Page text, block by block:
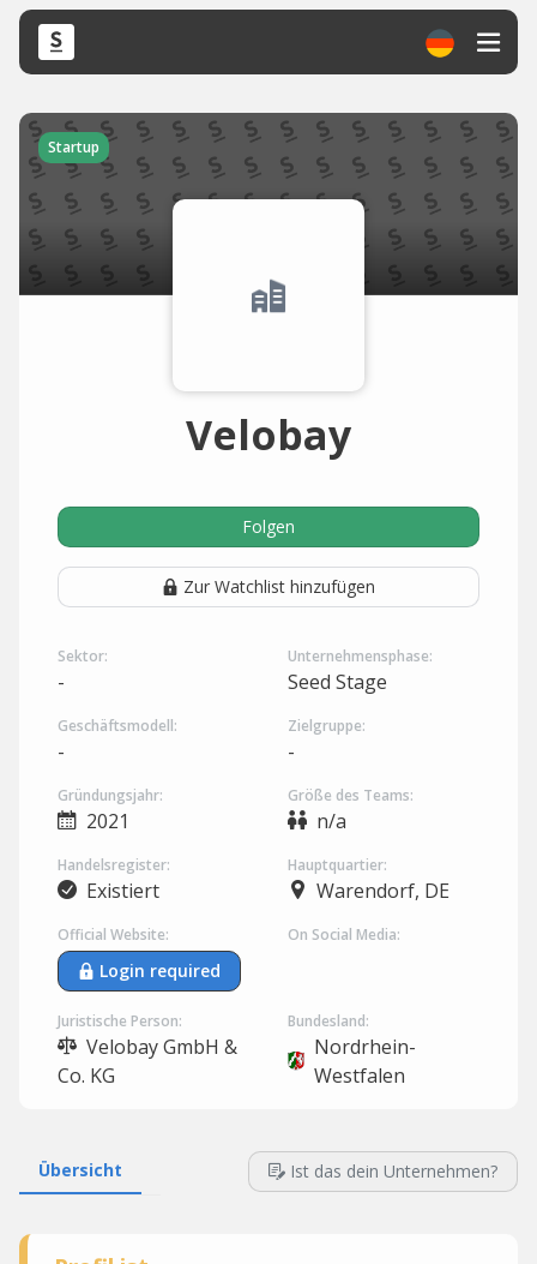
Startup
Velobay
Folgen
Zur Watchlist hinzufügen
Sektor:
-
Unternehmensphase:
Seed Stage
Geschäftsmodell:
-
Zielgruppe:
-
Gründungsjahr:
2021
Größe des Teams:
n/a
Handelsregister:
Existiert
Hauptquartier:
Warendorf, DE
Official Website:
Login required
On Social Media:
Juristische Person:
Velobay GmbH &
Co. KG
Bundesland:
Nordrhein-
Westfalen
Übersicht Ist das dein Unternehmen?